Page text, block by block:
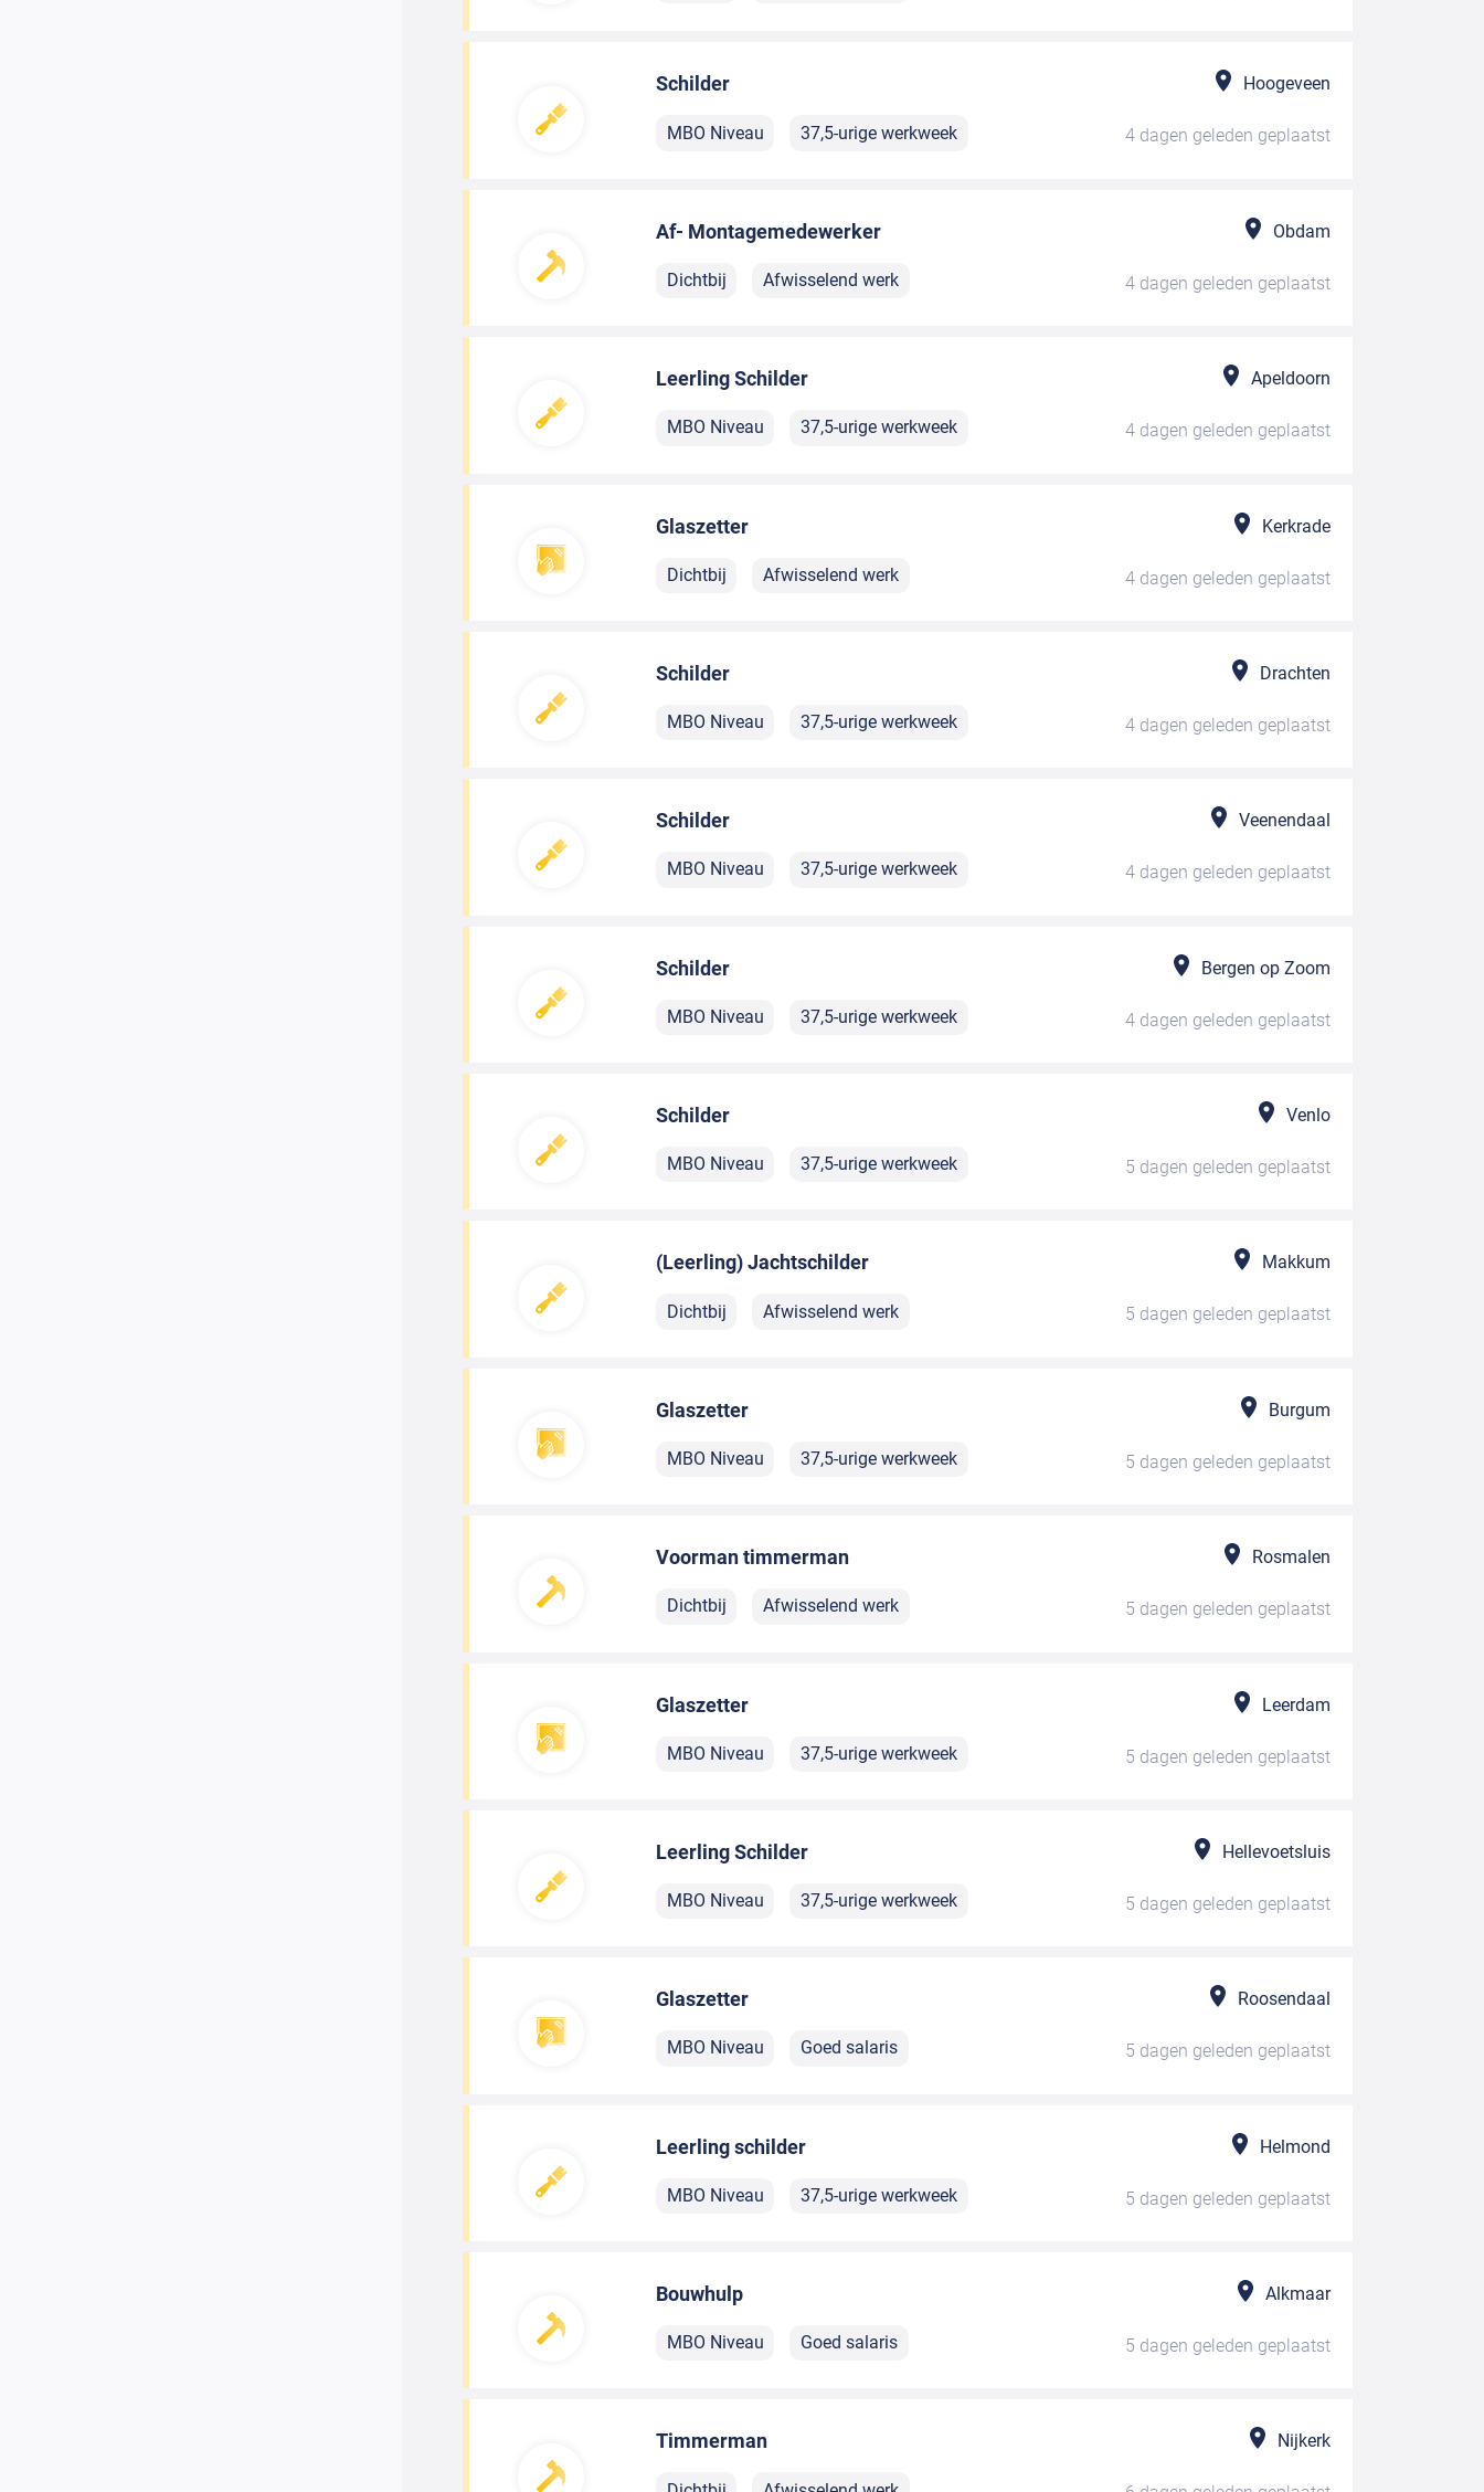
Schilder Hoogeveen
MBO Niveau 37,5-urige werkweek 4 dagen geleden geplaatst
Af- Montagemedewerker Obdam
Dichtbij Afwisselend werk 4 dagen geleden geplaatst
Leerling Schilder Apeldoorn
MBO Niveau 37,5-urige werkweek 4 dagen geleden geplaatst
Glaszetter Kerkrade
Dichtbij Afwisselend werk 4 dagen geleden geplaatst
Schilder Drachten
MBO Niveau 37,5-urige werkweek 4 dagen geleden geplaatst
Schilder Veenendaal
MBO Niveau 37,5-urige werkweek 4 dagen geleden geplaatst
Schilder Bergen op Zoom
MBO Niveau 37,5-urige werkweek 4 dagen geleden geplaatst
Schilder Venlo
MBO Niveau 37,5-urige werkweek 5 dagen geleden geplaatst
(Leerling) Jachtschilder Makkum
Dichtbij Afwisselend werk 5 dagen geleden geplaatst
Glaszetter Burgum
MBO Niveau 37,5-urige werkweek 5 dagen geleden geplaatst
Voorman timmerman Rosmalen
Dichtbij Afwisselend werk 5 dagen geleden geplaatst
Glaszetter Leerdam
MBO Niveau 37,5-urige werkweek 5 dagen geleden geplaatst
Leerling Schilder Hellevoetsluis
MBO Niveau 37,5-urige werkweek 5 dagen geleden geplaatst
Glaszetter Roosendaal
MBO Niveau Goed salaris 5 dagen geleden geplaatst
Leerling schilder Helmond
MBO Niveau 37,5-urige werkweek 5 dagen geleden geplaatst
Bouwhulp Alkmaar
MBO Niveau Goed salaris 5 dagen geleden geplaatst
Timmerman Nijkerk